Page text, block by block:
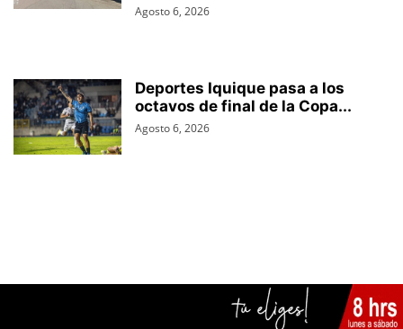
Agosto 6, 2026
Deportes Iquique pasa a los
octavos de final de la Copa...
Agosto 6, 2026